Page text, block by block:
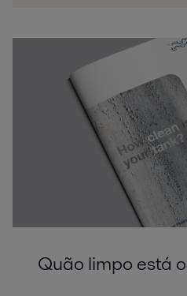
Quão limpo está